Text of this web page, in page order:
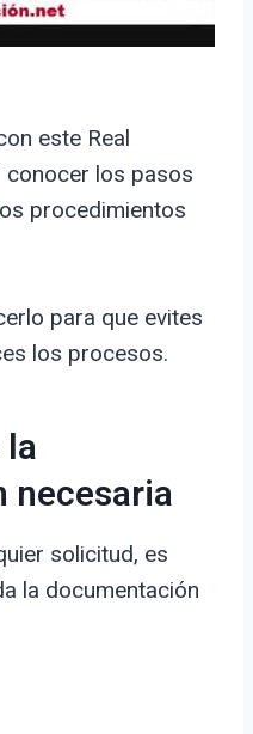
este Real
conocer los pasos
procedimientos
para que evites
los procesos.
necesaria
solicitud, es
la documentación